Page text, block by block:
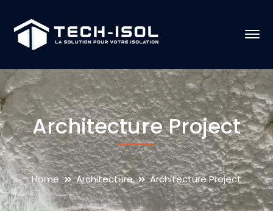
Architecture Project
Home Architecture Architecture Project